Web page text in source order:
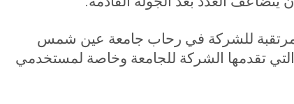
للشركة في رحاب جامعة عين شمس
التي تقدمها الشركة للجامعة وخاصة لمستخدمي